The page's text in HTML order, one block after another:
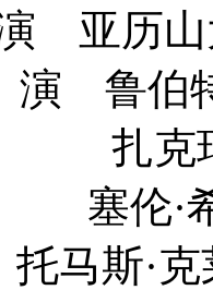
历山大·
鲁伯特·
瑞·昆
希德
莱舒